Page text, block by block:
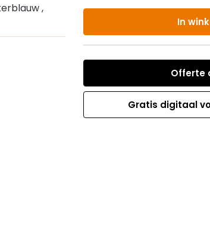
,
In
Offerte
Gratis digitaal